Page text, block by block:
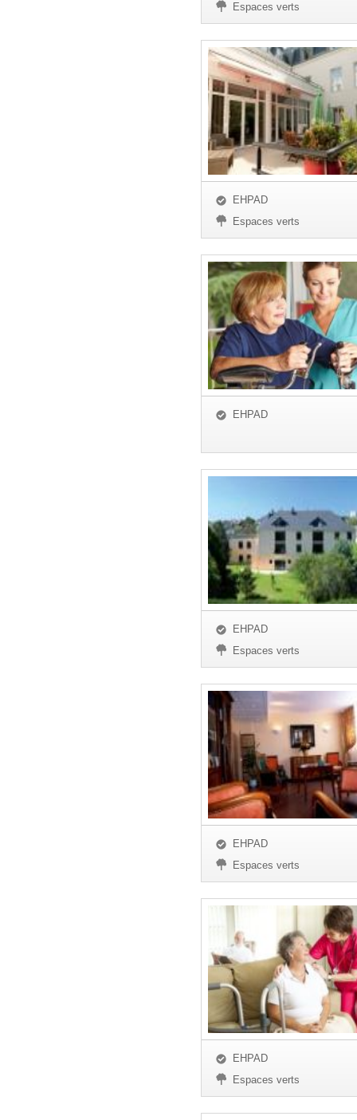
Espaces verts
EHPAD
Espaces verts
EHPAD
EHPAD
Espaces verts
EHPAD
Espaces verts
EHPAD
Espaces verts